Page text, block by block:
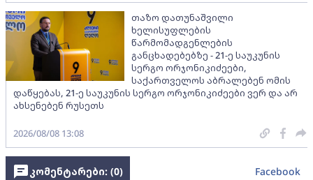
თაზო დათუნაშვილი
ხელისუფლების
წარმომადგენლების
განცხადებებზე - 21-ე საუკუნის
სერგო ორჯონიკიძეები,
საქართველოს აბრალებენ ომის
დაწყებას, 21-ე საუკუნის სერგო ორჯონიკიძეები ვერ და არ
ახსენებენ რუსეთს
2026/08/08 13:08
კომენტარები: (0) Facebook